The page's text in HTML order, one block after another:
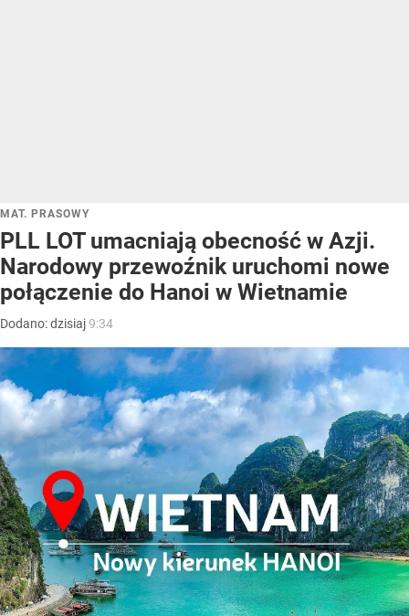
MAT. PRASOWY
PLL LOT umacniają obecność w Azji.
Narodowy przewoźnik uruchomi nowe
połączenie do Hanoi w Wietnamie
Dodano:dzisiaj9:34